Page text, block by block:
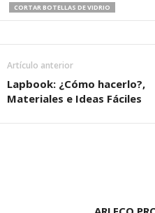
CORTAR BOTELLAS DE VIDRIO
Artículo anterior
Lapbook: ¿Cómo hacerlo?,
Materiales e Ideas Fáciles